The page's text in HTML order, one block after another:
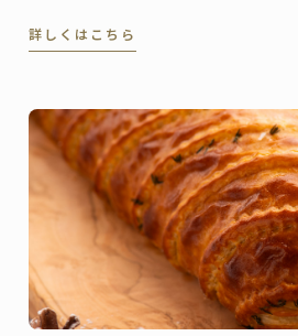
の高級リゾート、ヘビチホテル＆
詳しくはこちら